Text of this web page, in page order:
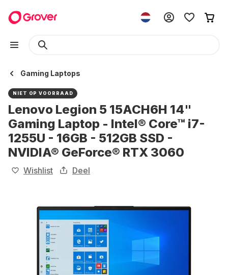
Gaming Laptops
NIET OP VOORRAAD
Lenovo Legion 5 15ACH6H 14"
Gaming Laptop - Intel® Core™ i7-
1255U - 16GB - 512GB SSD -
NVIDIA® GeForce® RTX 3060
Wishlist Deel